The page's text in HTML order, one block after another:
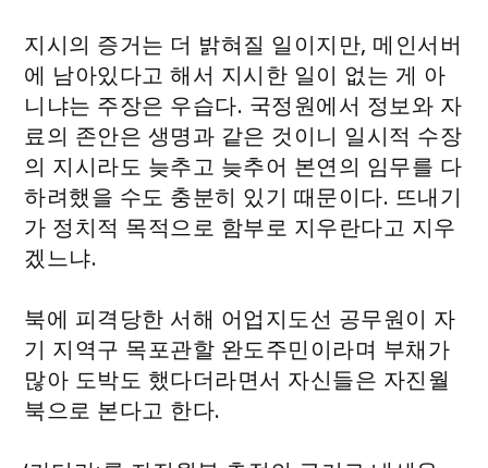
지시의 증거는 더 밝혀질 일이지만, 메인서버
에 남아있다고 해서 지시한 일이 없는 게 아
니냐는 주장은 우습다. 국정원에서 정보와 자
료의 존안은 생명과 같은 것이니 일시적 수장
의 지시라도 늦추고 늦추어 본연의 임무를 다
하려했을 수도 충분히 있기 때문이다. 뜨내기
가 정치적 목적으로 함부로 지우란다고 지우
겠느냐.
북에 피격당한 서해 어업지도선 공무원이 자
기 지역구 목포관할 완도주민이라며 부채가
많아 도박도 했다더라면서 자신들은 자진월
북으로 본다고 한다.